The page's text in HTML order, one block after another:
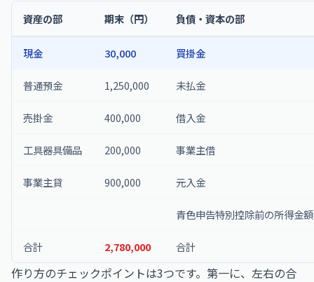
資産の部 期末（円） 負債・資本の部
現金 30,000 買掛金
普通預金 1,250,000 未払金
売掛金 400,000 借入金
工具器具備品 200,000 事業主借
事業主貸 900,000 元入金
青色申告特別控除前の所得金額
合計 2,780,000 合計
作り方のチェックポイントは3つです。第一に、左右の合